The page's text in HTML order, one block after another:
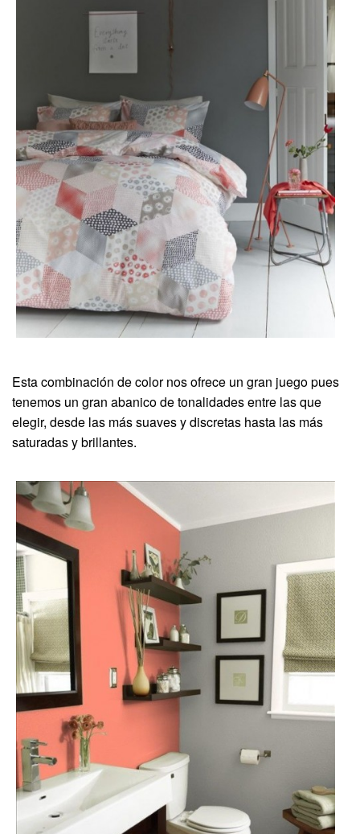
Esta combinación de color nos ofrece un gran juego pues
tenemos un gran abanico de tonalidades entre las que
elegir, desde las más suaves y discretas hasta las más
saturadas y brillantes.